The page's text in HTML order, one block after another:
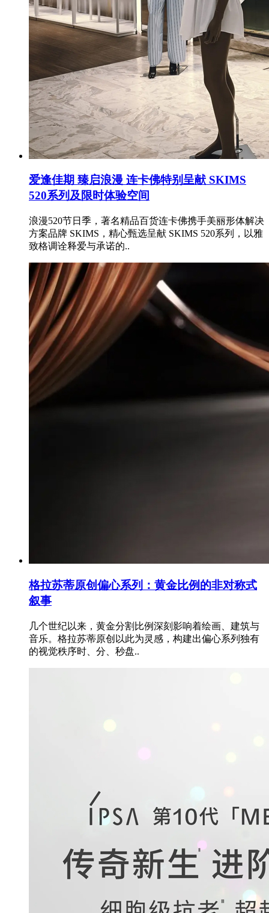
爱逢佳期 臻启浪漫 连卡佛特别呈献 SKIMS
520系列及限时体验空间
浪漫520节日季，著名精品百货连卡佛携手美丽形体解决
方案品牌 SKIMS，精心甄选呈献 SKIMS 520系列，以雅
致格调诠释爱与承诺的..
格拉苏蒂原创偏心系列：黄金比例的非对称式
叙事
几个世纪以来，黄金分割比例深刻影响着绘画、建筑与
音乐。格拉苏蒂原创以此为灵感，构建出偏心系列独有
的视觉秩序时、分、秒盘..